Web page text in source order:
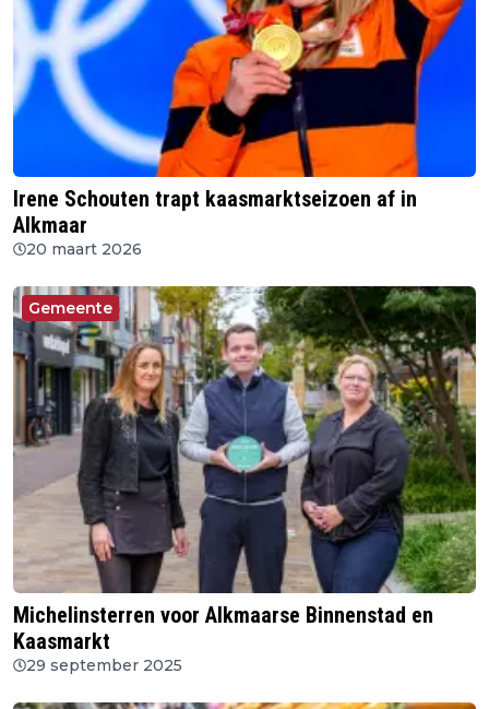
Irene Schouten trapt kaasmarktseizoen af in
Alkmaar
20 maart 2026
Gemeente
Michelinsterren voor Alkmaarse Binnenstad en
Kaasmarkt
29 september 2025